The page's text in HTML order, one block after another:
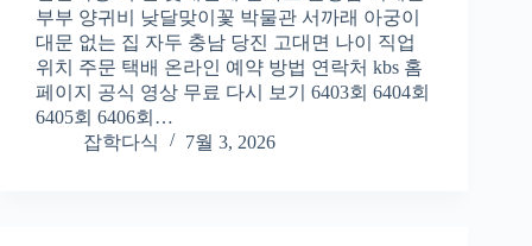
부부 양귀비 낮달맞이꽃 박물관 서까래 아궁이
대문 없는 집 자두 충남 당진 고대면 나이 직업
위치 주문 택배 온라인 예약 방법 연락처 kbs 홈
페이지 공식 영상 무료 다시 보기 6403회 6404회
6405회 6406회…
잡학다식
7월 3, 2026